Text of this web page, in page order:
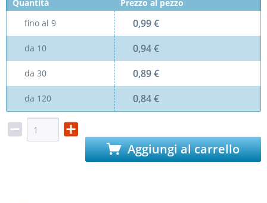
Quantità
Prezzo al pezzo
fino al 9 0,99 €
da 10 0,94 €
da 30 0,89 €
da 120 0,84 €
Aggiungi al carrello